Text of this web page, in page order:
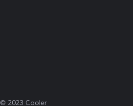
© 2023 Cooler